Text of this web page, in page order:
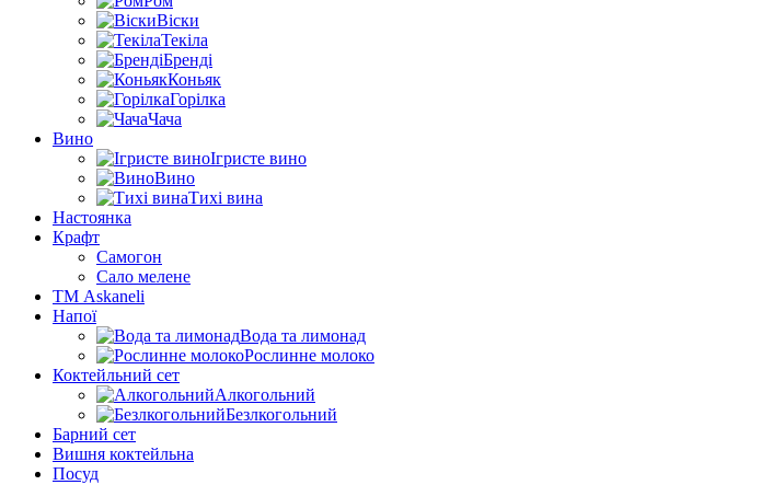
Віски
Текіла
Бренді
Коньяк
Горілка
Чача
Вино
Ігристе вино
Вино
Тихі вина
Настоянка
Крафт
Самогон
Сало мелене
ТМ Askaneli
Напої
Вода та лимонад
Рослинне молоко
Коктейльний сет
Алкогольний
Безлкогольний
Барний сет
Вишня коктейльна
Посуд